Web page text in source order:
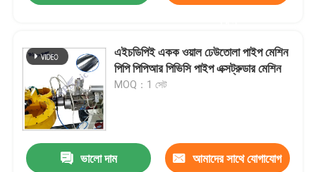
যোগাযোগ করুন
প্লাস্টিক পাইপ এক্সট্রুডার মেশিন
প্লাস্টিক পাইপ এক্সট্রুশন লাইন
এইচডিপিই একক ওয়াল ঢেউতোলা পাইপ মেশিন
পিপি পিপিআর পিভিসি পাইপ এক্সট্রুডার মেশিন
MOQ：1 সেট
ভালো দাম আমাদের সাথে যোগাযোগ